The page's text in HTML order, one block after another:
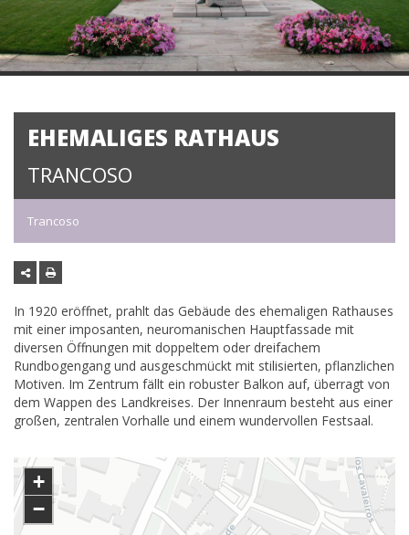
EHEMALIGES RATHAUS
TRANCOSO
Trancoso
In 1920 eröffnet, prahlt das Gebäude des ehemaligen Rathauses
mit einer imposanten, neuromanischen Hauptfassade mit
diversen Öffnungen mit doppeltem oder dreifachem
Rundbogengang und ausgeschmückt mit stilisierten, pflanzlichen
Motiven. Im Zentrum fällt ein robuster Balkon auf, überragt von
dem Wappen des Landkreises. Der Innenraum besteht aus einer
großen, zentralen Vorhalle und einem wundervollen Festsaal.
+
−